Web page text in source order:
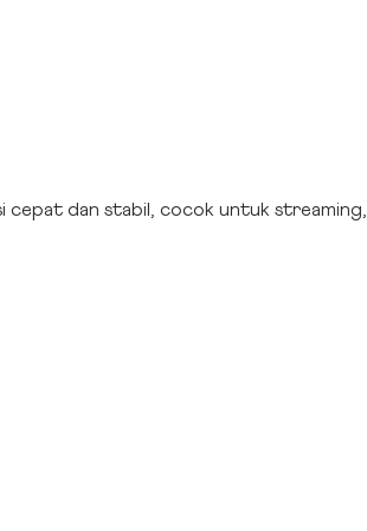
cepat dan stabil, cocok untuk streaming,